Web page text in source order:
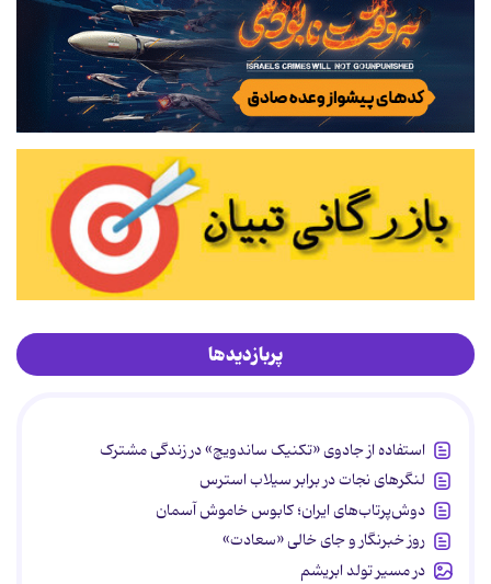
پربازدیدها
استفاده از جادوی «تکنیک ساندویچ» در زندگی مشترک
لنگرهای نجات در برابر سیلاب استرس
دوش‌پرتاب‌های ایران؛ کابوس خاموش آسمان
روز خبرنگار و جای خالی «سعادت»
در مسیر تولد ابریشم